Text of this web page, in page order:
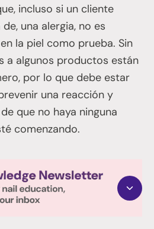
incluso si un cliente
una alergia, no es
la piel como prueba. Sin
a algunos productos están
por lo que debe estar
una reacción y
que no haya ninguna
comenzando.